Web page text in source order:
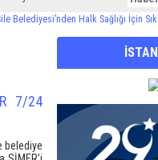
Halk Sağlığı İçin Sıkı Denetim
7/24
belediye